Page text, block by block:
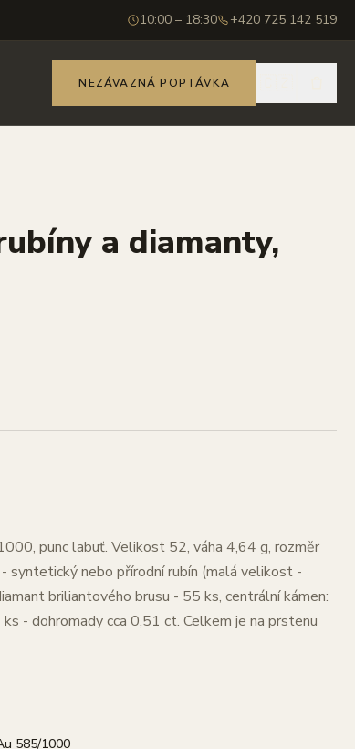
10:00 – 18:30 +420 725 142 519
NEZÁVAZNÁ POPTÁVKA
a diamanty,
punc labuť. Velikost 52, váha 4,64 g, rozměr
syntetický nebo přírodní rubín (malá velikost -
briliantového brusu - 55 ks, centrální kámen:
- dohromady cca 0,51 ct. Celkem je na prstenu
585/1000